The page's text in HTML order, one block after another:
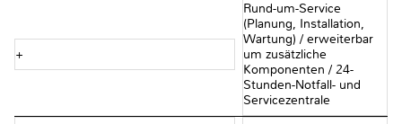
+
Rund-um-Service
(Planung, Installation,
Wartung) / erweiterbar
um zusätzliche
Komponenten / 24-
Stunden-Notfall- und
Servicezentrale